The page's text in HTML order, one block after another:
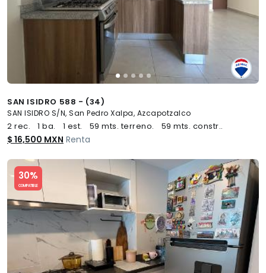
SAN ISIDRO 588 - (34)
SAN ISIDRO S/N, San Pedro Xalpa, Azcapotzalco
2 rec. 1 ba. 1 est. 59 mts. terreno. 59 mts. constr..
$ 16,500 MXN Renta
30%
COMPATIBLE
Slide 1 of 5